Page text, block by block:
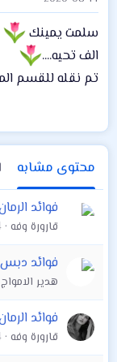
سلمت يمينك
الف تحيه....
تم نقله للقسم
محتوى مشابه
فوائد
قارورة وفه
فوائد
هدير الامواج
فوائد
قارورة وفه